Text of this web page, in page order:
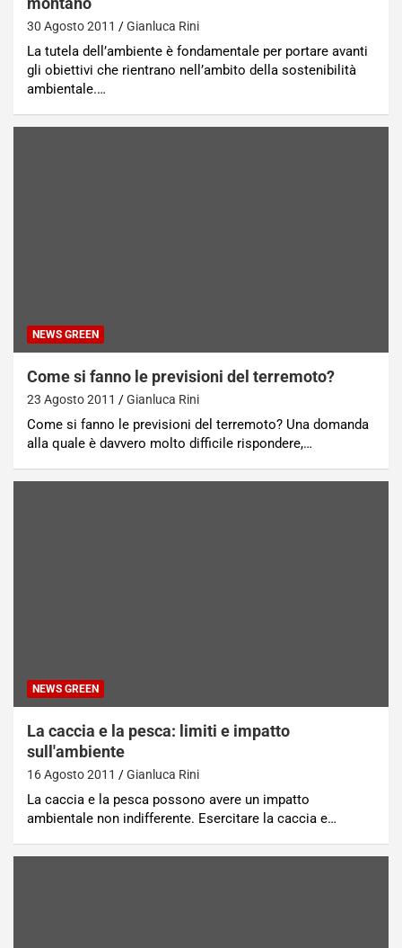
30 Agosto 2011 Gianluca Rini
La tutela dell’ambiente è fondamentale per portare avanti
gli obiettivi che rientrano nell’ambito della sostenibilità
ambientale.…
NEWS GREEN
Come si fanno le previsioni del terremoto?
23 Agosto 2011 Gianluca Rini
Come si fanno le previsioni del terremoto? Una domanda
alla quale è davvero molto difficile rispondere,…
NEWS GREEN
La caccia e la pesca: limiti e impatto
sull'ambiente
16 Agosto 2011 Gianluca Rini
La caccia e la pesca possono avere un impatto
ambientale non indifferente. Esercitare la caccia e…